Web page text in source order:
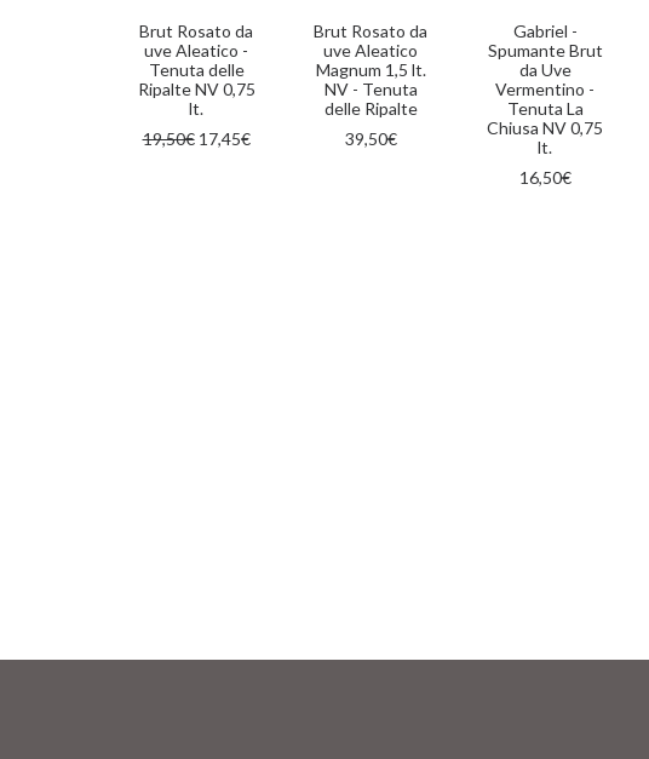
AGGIUNGI AL CARRELLO
Brut Rosato da
uve Aleatico -
Tenuta delle
Ripalte NV 0,75
lt.
19,50€ Il17,45€Il
AGGIUNGI AL CARRELLO
Brut Rosato da
uve Aleatico
Magnum 1,5 lt.
NV - Tenuta
delle Ripalte
39,50€
AGGIUNGI AL CARRELLO
Gabriel -
Spumante Brut
da Uve
Vermentino -
Tenuta La
Chiusa NV 0,75
lt.
16,50€